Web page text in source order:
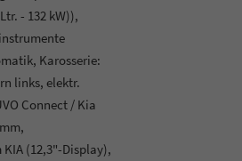
- 132 kW)),
Karosserie:
links, elektr.
Connect / Kia
(12,3"-Display),